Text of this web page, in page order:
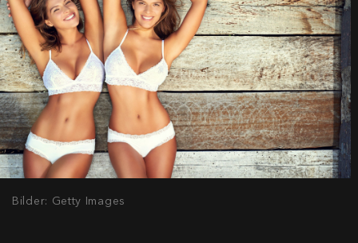
Bilder: Getty Images